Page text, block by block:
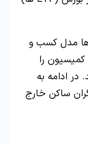
مدل کسب و
را
در ادامه به
ساکن خارج